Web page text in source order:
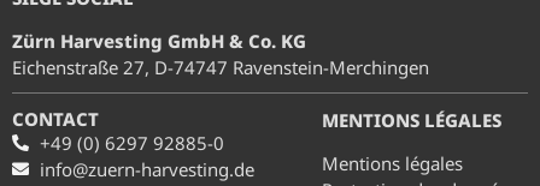
Zürn Harvesting GmbH & Co. KG
Eichenstraße 27, D-74747 Ravenstein-Merchingen
CONTACT
+49 (0) 6297 92885-0
info@zuern-harvesting.de
MENTIONS LÉGALES
Mentions légales